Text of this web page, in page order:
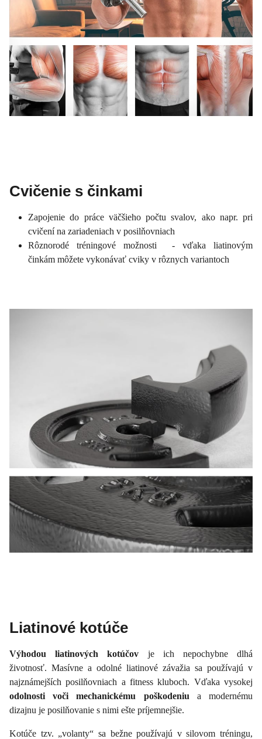
Cvičenie s činkami
Zapojenie do práce väčšieho počtu svalov, ako napr. pri
cvičení na zariadeniach v posilňovniach
Rôznorodé tréningové možnosti - vďaka liatinovým
činkám môžete vykonávať cviky v rôznych variantoch
Liatinové kotúče
Výhodou liatinových kotúčov je ich nepochybne dlhá
životnosť. Masívne a odolné liatinové závažia sa používajú v
najznámejších posilňovniach a fitness kluboch. Vďaka vysokej
odolnosti voči mechanickému poškodeniu a modernému
dizajnu je posilňovanie s nimi ešte príjemnejšie.
Kotúče tzv. „volanty“ sa bežne používajú v silovom tréningu,